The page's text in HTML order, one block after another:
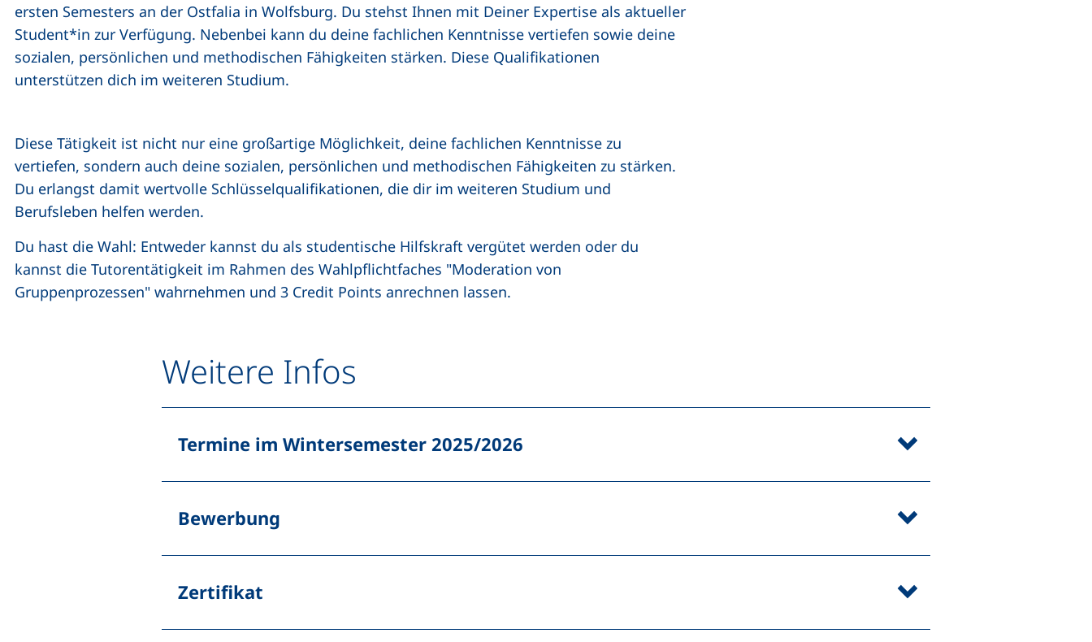
ersten Semesters an der Ostfalia in Wolfsburg. Du stehst Ihnen mit Deiner Expertise als aktueller
Student*in zur Verfügung. Nebenbei kann du deine fachlichen Kenntnisse vertiefen sowie deine
sozialen, persönlichen und methodischen Fähigkeiten stärken. Diese Qualifikationen
unterstützen dich im weiteren Studium.
Diese Tätigkeit ist nicht nur eine großartige Möglichkeit, deine fachlichen Kenntnisse zu
vertiefen, sondern auch deine sozialen, persönlichen und methodischen Fähigkeiten zu stärken.
Du erlangst damit wertvolle Schlüsselqualifikationen, die dir im weiteren Studium und
Berufsleben helfen werden.
Du hast die Wahl: Entweder kannst du als studentische Hilfskraft vergütet werden oder du
kannst die Tutorentätigkeit im Rahmen des Wahlpflichtfaches "Moderation von
Gruppenprozessen" wahrnehmen und 3 Credit Points anrechnen lassen.
Weitere Infos
Termine im Wintersemester 2025/2026
Bewerbung
Zertifikat